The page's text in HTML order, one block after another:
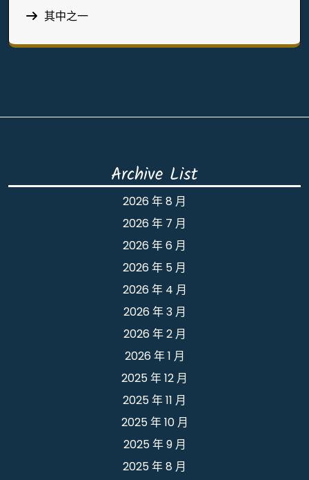
其中之一
Archive List
2026 年 8 月
2026 年 7 月
2026 年 6 月
2026 年 5 月
2026 年 4 月
2026 年 3 月
2026 年 2 月
2026 年 1 月
2025 年 12 月
2025 年 11 月
2025 年 10 月
2025 年 9 月
2025 年 8 月